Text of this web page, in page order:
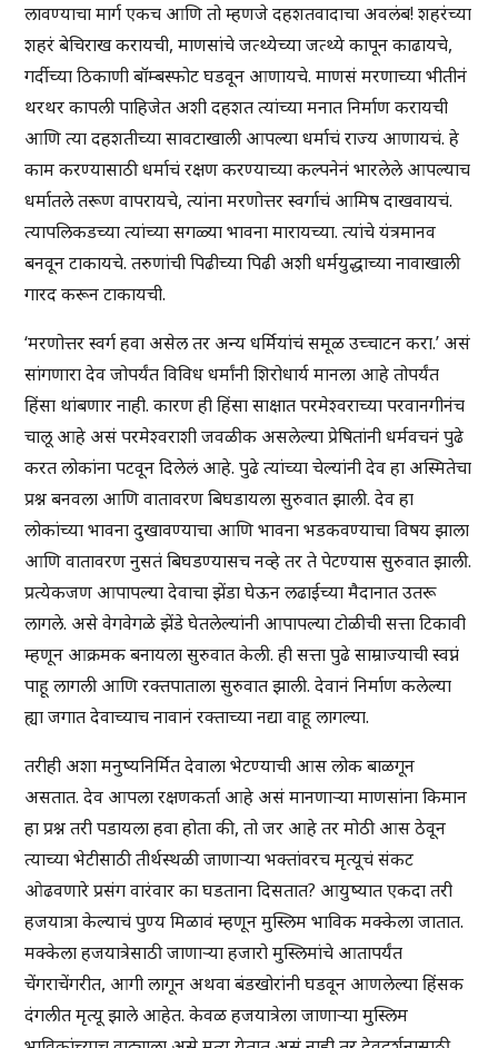
लावण्याचा मार्ग एकच आणि तो म्हणजे दहशतवादाचा अवलंब! शहरंच्या
शहरं बेचिराख करायची, माणसांचे जत्थ्येच्या जत्थ्ये कापून काढायचे,
गर्दीच्या ठिकाणी बॉम्बस्फोट घडवून आणायचे. माणसं मरणाच्या भीतीनं
थरथर कापली पाहिजेत अशी दहशत त्यांच्या मनात निर्माण करायची
आणि त्या दहशतीच्या सावटाखाली आपल्या धर्माचं राज्य आणायचं. हे
काम करण्यासाठी धर्माचं रक्षण करण्याच्या कल्पनेनं भारलेले आपल्याच
धर्मातले तरूण वापरायचे, त्यांना मरणोत्तर स्वर्गाचं आमिष दाखवायचं.
त्यापलिकडच्या त्यांच्या सगळ्या भावना मारायच्या. त्यांचे यंत्रमानव
बनवून टाकायचे. तरुणांची पिढीच्या पिढी अशी धर्मयुद्धाच्या नावाखाली
गारद करून टाकायची.
‘मरणोत्तर स्वर्ग हवा असेल तर अन्य धर्मियांचं समूळ उच्चाटन करा.’ असं
सांगणारा देव जोपर्यंत विविध धर्मांनी शिरोधार्य मानला आहे तोपर्यंत
हिंसा थांबणार नाही. कारण ही हिंसा साक्षात परमेश्वराच्या परवानगीनंच
चालू आहे असं परमेश्वराशी जवळीक असलेल्या प्रेषितांनी धर्मवचनं पुढे
करत लोकांना पटवून दिलेलं आहे. पुढे त्यांच्या चेल्यांनी देव हा अस्मितेचा
प्रश्न बनवला आणि वातावरण बिघडायला सुरुवात झाली. देव हा
लोकांच्या भावना दुखावण्याचा आणि भावना भडकवण्याचा विषय झाला
आणि वातावरण नुसतं बिघडण्यासच नव्हे तर ते पेटण्यास सुरुवात झाली.
प्रत्येकजण आपापल्या देवाचा झेंडा घेऊन लढाईच्या मैदानात उतरू
लागले. असे वेगवेगळे झेंडे घेतलेल्यांनी आपापल्या टोळीची सत्ता टिकावी
म्हणून आक्रमक बनायला सुरुवात केली. ही सत्ता पुढे साम्राज्याची स्वप्नं
पाहू लागली आणि रक्तपाताला सुरुवात झाली. देवानं निर्माण कलेल्या
ह्या जगात देवाच्याच नावानं रक्ताच्या नद्या वाहू लागल्या.
तरीही अशा मनुष्यनिर्मित देवाला भेटण्याची आस लोक बाळगून
असतात. देव आपला रक्षणकर्ता आहे असं मानणाऱ्या माणसांना किमान
हा प्रश्न तरी पडायला हवा होता की, तो जर आहे तर मोठी आस ठेवून
त्याच्या भेटीसाठी तीर्थस्थळी जाणाऱ्या भक्तांवरच मृत्यूचं संकट
ओढवणारे प्रसंग वारंवार का घडताना दिसतात? आयुष्यात एकदा तरी
हजयात्रा केल्याचं पुण्य मिळावं म्हणून मुस्लिम भाविक मक्केला जातात.
मक्केला हजयात्रेसाठी जाणाऱ्या हजारो मुस्लिमांचे आतापर्यंत
चेंगराचेंगरीत, आगी लागून अथवा बंडखोरांनी घडवून आणलेल्या हिंसक
दंगलीत मृत्यू झाले आहेत. केवळ हजयात्रेला जाणाऱ्या मुस्लिम